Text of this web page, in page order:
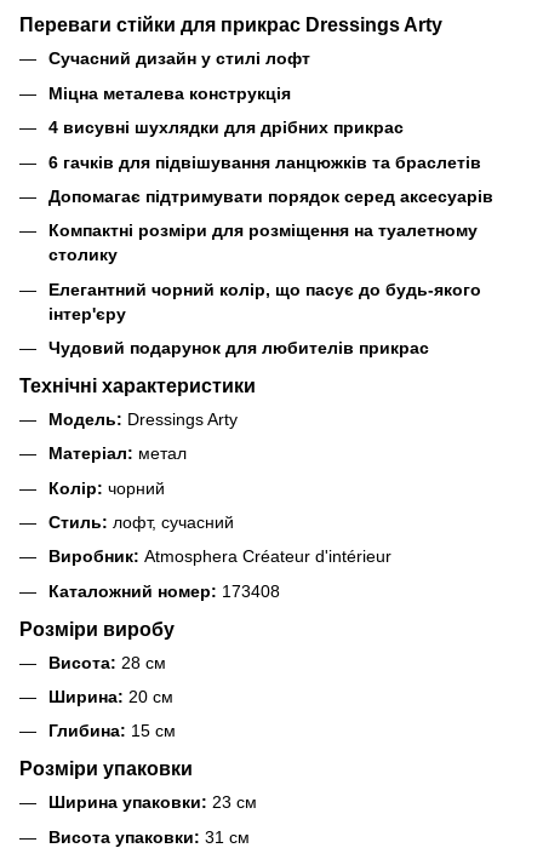
Переваги стійки для прикрас Dressings Arty
Сучасний дизайн у стилі лофт
Міцна металева конструкція
4 висувні шухлядки для дрібних прикрас
6 гачків для підвішування ланцюжків та браслетів
Допомагає підтримувати порядок серед аксесуарів
Компактні розміри для розміщення на туалетному
столику
Елегантний чорний колір, що пасує до будь-якого
інтер'єру
Чудовий подарунок для любителів прикрас
Технічні характеристики
Модель: Dressings Arty
Матеріал: метал
Колір: чорний
Стиль: лофт, сучасний
Виробник: Atmosphera Créateur d'intérieur
Каталожний номер: 173408
Розміри виробу
Висота: 28 см
Ширина: 20 см
Глибина: 15 см
Розміри упаковки
Ширина упаковки: 23 см
Висота упаковки: 31 см